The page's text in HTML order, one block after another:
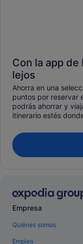
Con la app de
lejos
Ahorra en una
puntos por reservar
podrás ahorrar y
itinerario estés
Empresa
Quiénes somos
Empleo